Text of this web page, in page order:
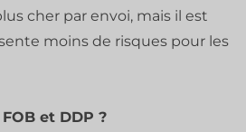
cher par envoi, mais il est
moins de risques pour les
et DDP ?